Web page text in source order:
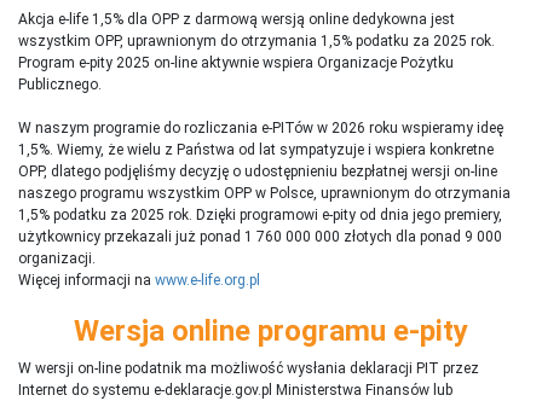
Akcja e-life 1,5% dla OPP z darmową wersją online dedykowna jest
wszystkim OPP, uprawnionym do otrzymania 1,5% podatku za 2025 rok.
Program e-pity 2025 on-line aktywnie wspiera Organizacje Pożytku
Publicznego.
W naszym programie do rozliczania e-PITów w 2026 roku wspieramy ideę
1,5%. Wiemy, że wielu z Państwa od lat sympatyzuje i wspiera konkretne
OPP, dlatego podjęliśmy decyzję o udostępnieniu bezpłatnej wersji on-line
naszego programu wszystkim OPP w Polsce, uprawnionym do otrzymania
1,5% podatku za 2025 rok. Dzięki programowi e-pity od dnia jego premiery,
użytkownicy przekazali już ponad 1 760 000 000 złotych dla ponad 9 000
organizacji.
Więcej informacji na www.e-life.org.pl
Wersja online programu e-pity
W wersji on-line podatnik ma możliwość wysłania deklaracji PIT przez
Internet do systemu e-deklaracje.gov.pl Ministerstwa Finansów lub